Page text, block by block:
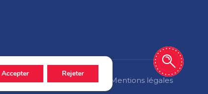
Politique de confidentialité Mentions légales
Accepter Rejeter